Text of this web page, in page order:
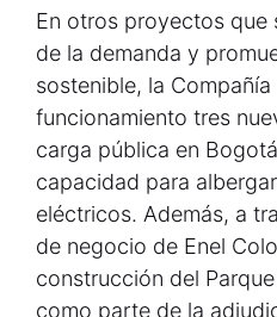
En otros proyectos que
de la demanda y
sostenible, la Compañía
funcionamiento tres
carga pública en
capacidad para
eléctricos. Además, a
de negocio de Enel
construcción del
como parte de la